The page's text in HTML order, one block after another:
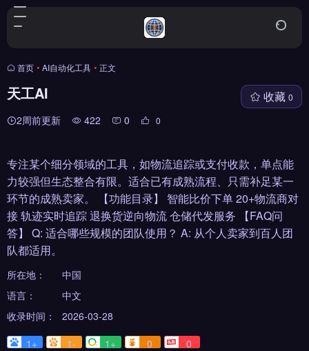
首页 • AI自动化工具 • 正文
天工AI
2周前更新 422 0 0
收藏 0
专注某个细分领域的工具，如物流追踪或支付收款，单点能
力较强但生态整合有限。适合已有成熟流程、只需补足某一
环节的成熟卖家。 【功能目录】 智能比价下单 20+物流商对
接 轨迹实时追踪 退换货逆向物流 仓储代发服务 【FAQ问
答】 Q: 适合哪些规模的团队使用？ A: 从个人卖家到百人团
队都适用。
所在地：
中国
语言：
中文
收录时间：
2026-03-28
1+
1- 1+ 0 0